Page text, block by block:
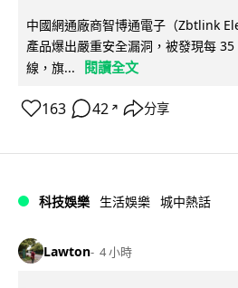
中國網通廠商智博通電子（Zbtlink
產品爆出嚴重安全漏洞，被發現每
線，旗...
閱讀全文
163 42 ↗ 分享
科技娛樂 生活娛樂 城中熱話
Lawton 4 小時